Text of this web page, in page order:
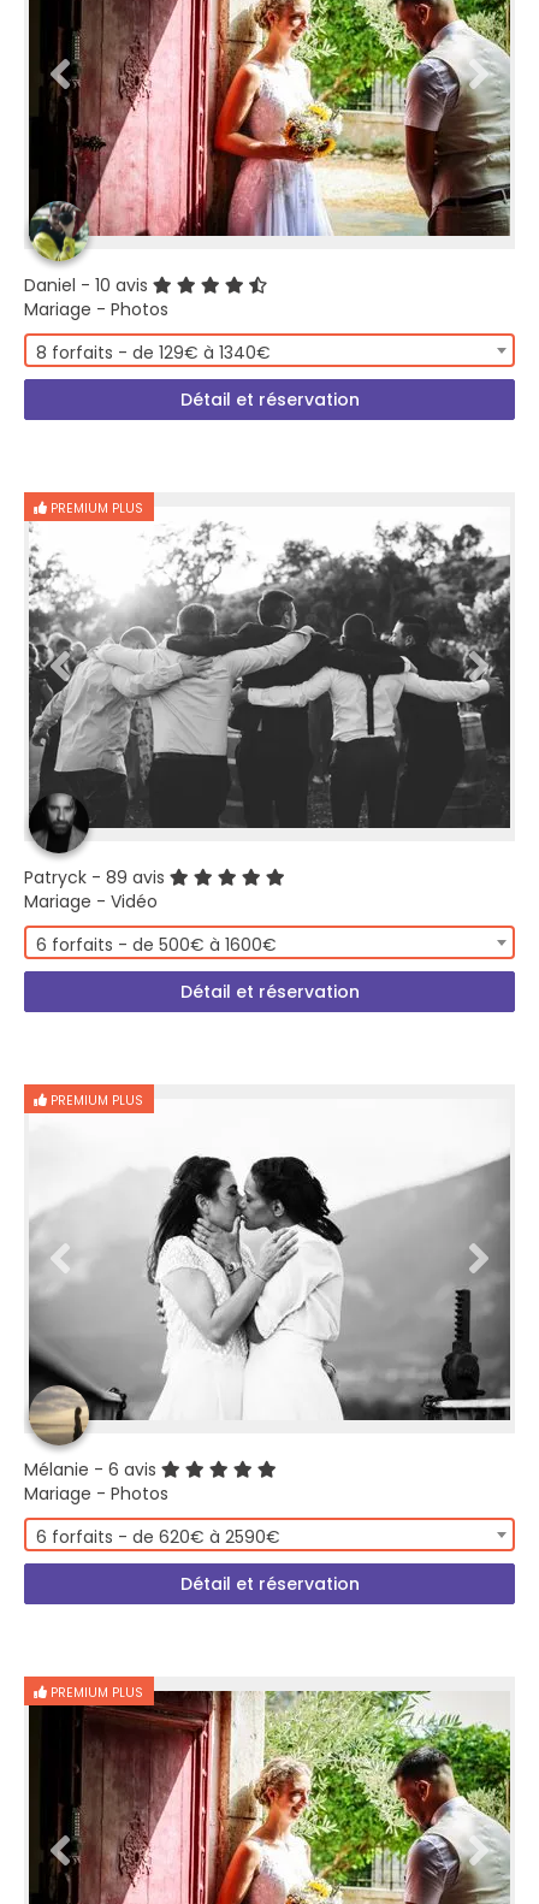
Daniel - 10 avis
Mariage - Photos
8 forfaits - de 129€ à 1340€
Détail et réservation
PREMIUM PLUS
Patryck - 89 avis
Mariage - Vidéo
6 forfaits - de 500€ à 1600€
Détail et réservation
PREMIUM PLUS
Mélanie - 6 avis
Mariage - Photos
6 forfaits - de 620€ à 2590€
Détail et réservation
PREMIUM PLUS